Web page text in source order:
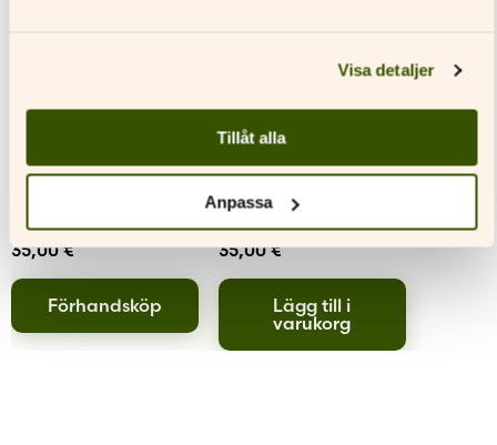
Visa detaljer
Tillåt alla
Anpassa
Anton Monti
35,00€
Förhandsköp
Anton Monti
Ultras
35,00€
Lägg till i
varukorg